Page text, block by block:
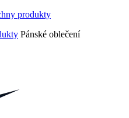
Pánské oblečení